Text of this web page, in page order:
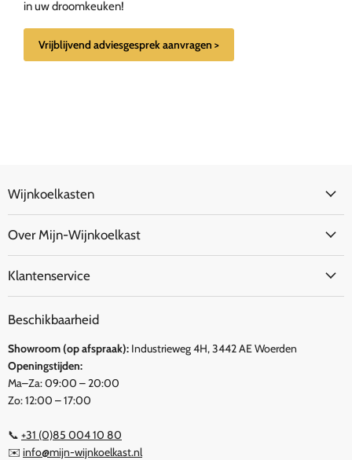
in uw droomkeuken!
Vrijblijvend adviesgesprek aanvragen >
Wijnkoelkasten
Over Mijn-Wijnkoelkast
Klantenservice
Beschikbaarheid
Showroom (op afspraak): Industrieweg 4H, 3442 AE Woerden
Openingstijden:
Ma–Za: 09:00 – 20:00
Zo: 12:00 – 17:00
📞 +31 (0)85 004 10 80
✉️ info@mijn-wijnkoelkast.nl